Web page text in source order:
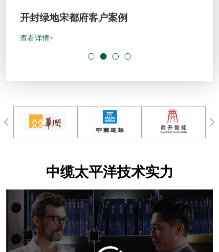
开封绿地宋都府客户案例
查看详情>
中缆太平洋技术实力